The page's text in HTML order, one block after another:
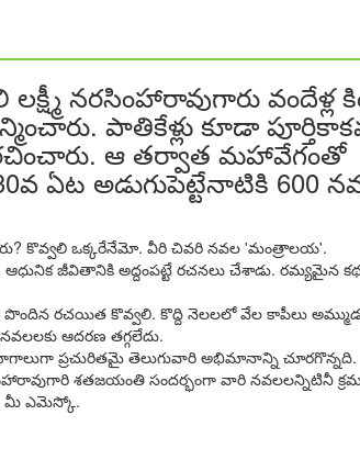
నరసింహారావుగారు వందేళ్ల
పాతికేళ్లు కూడా
రచించారు. ఆ తర్వాత మహావేగంతో
ఏట అడుగుపెట్టేనాటికి 600
కొవ్వలి ఒక్కరేనేమో. వీరి చివరి నవల 'మంత్రాలయ'.
జీవితానికి అద్దంపట్టే రచనలు చేశాడు. రమ్యమైన
పొందిన రచయిత కొవ్వలి. కొద్ది నెలలలో వేల కాపీలు
ఆదరణ తగ్గలేదు.
ప్రచురితమై తెలుగువారి అభిమానాన్ని చూరగొన్నది.
శతజయంతి సందర్భంగా వారి నవలలన్నిటినీ
మీ ఎమెస్కో.